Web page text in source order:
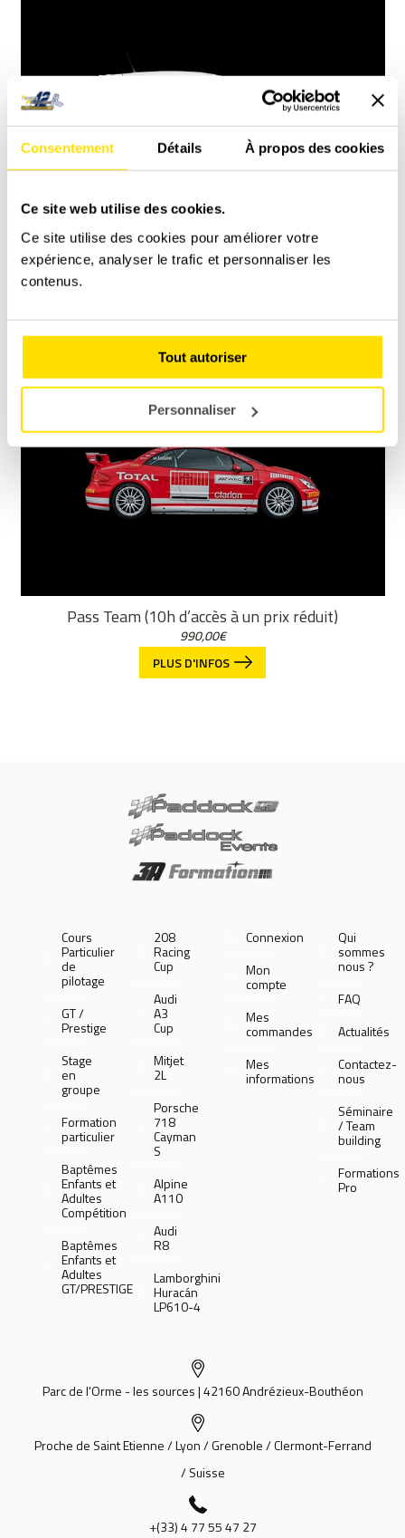
Consentement Détails À propos des cookies
Ce site web utilise des cookies.
Ce site utilise des cookies pour améliorer votre
expérience, analyser le trafic et personnaliser les
contenus.
Tout autoriser
Personnaliser
Accès Piste – Rouler sur circuit avec sa voiture
80,00
Pass Team (10h d’accès à un prix réduit)
990,00€
PLUS D'INFOS
Cours
Particulier
de
pilotage
GT /
Prestige
Stage
en
groupe
Formation
particulier
Baptêmes
Enfants et
Adultes
Compétition
Baptêmes
Enfants et
Adultes
GT/PRESTIGE
208
Racing
Cup
Audi
A3
Cup
Mitjet
2L
Porsche
718
Cayman
S
Alpine
A110
Audi
R8
Lamborghini
Huracán
LP610-4
Connexion
Mon
compte
Mes
commandes
Mes
informations
Qui
sommes
nous ?
FAQ
Actualités
Contactez-
nous
Séminaire
/ Team
building
Formations
Pro
Parc de l'Orme - les sources | 42160 Andrézieux-Bouthéon
Proche de Saint Etienne / Lyon / Grenoble / Clermont-Ferrand
/ Suisse
+(33) 4 77 55 47 27